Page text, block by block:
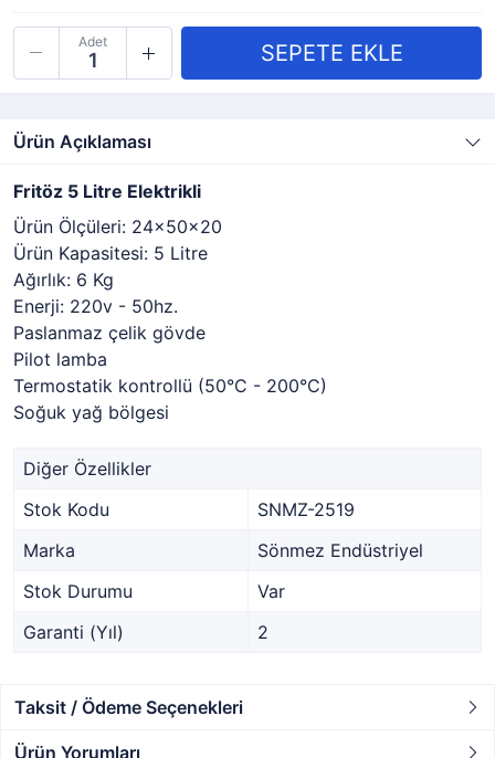
Adet
Ürün Açıklaması
Fritöz 5 Litre Elektrikli
Ürün Ölçüleri: 24x50x20
Ürün Kapasitesi: 5 Litre
Ağırlık: 6 Kg
Enerji: 220v - 50hz.
Paslanmaz çelik gövde
Pilot lamba
Termostatik kontrollü (50°C - 200°C)
Soğuk yağ bölgesi
Diğer Özellikler
Stok Kodu
SNMZ-2519
Marka
Sönmez Endüstriyel
Stok Durumu
Var
Garanti (Yıl)
2
Taksit / Ödeme Seçenekleri
Ürün Yorumları